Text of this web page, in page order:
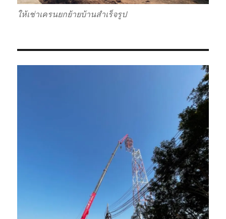
ให้เช่าเครนยกย้ายบ้านสำเร็จรูป